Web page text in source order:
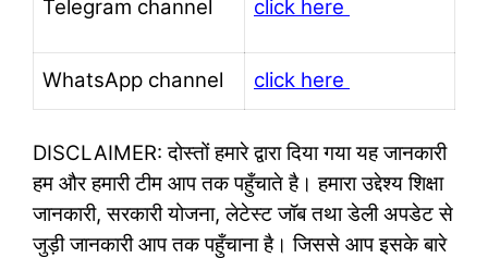
Telegram channel click here
WhatsApp channel click here
DISCLAIMER: दोस्तों हमारे द्वारा दिया गया यह जानकारी
हम और हमारी टीम आप तक पहुँचाते है। हमारा उद्देश्य शिक्षा
जानकारी, सरकारी योजना, लेटेस्ट जॉब तथा डेली अपडेट से
जुड़ी जानकारी आप तक पहुँचाना है। जिससे आप इसके बारे